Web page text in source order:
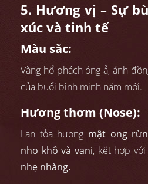
5. Hương vị – Sự
xúc và tinh tế
Màu sắc:
Vàng hổ phách óng ả, ánh
của buổi bình minh năm mới.
Hương thơm (Nose):
Lan tỏa hương mật ong
nho khô và vani, kết hợp với
nhẹ nhàng.